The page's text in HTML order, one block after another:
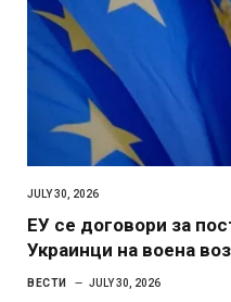
JULY 30, 2026
ЕУ се договори за
Украинци на воена
ВЕСТИ JULY 30, 2026